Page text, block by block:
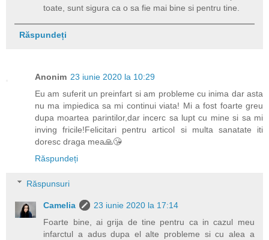
toate, sunt sigura ca o sa fie mai bine si pentru tine.
Răspundeți
Anonim 23 iunie 2020 la 10:29
Eu am suferit un preinfart si am probleme cu inima dar asta
nu ma impiedica sa mi continui viata! Mi a fost foarte greu
dupa moartea parintilor,dar incerc sa lupt cu mine si sa mi
inving fricile!Felicitari pentru articol si multa sanatate iti
doresc draga mea🙏😘
Răspundeți
Răspunsuri
Camelia
23 iunie 2020 la 17:14
Foarte bine, ai grija de tine pentru ca in cazul meu
infarctul a adus dupa el alte probleme si cu alea a